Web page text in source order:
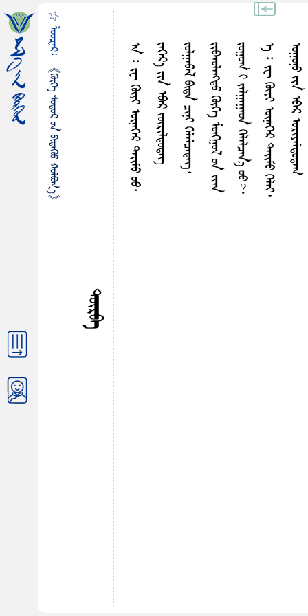
☆ ᠯᠤᠤᠽᠡᠷ᠄
《ᠬᠦᠬᠡ ᠰᠤᠳᠤᠷ ᠤᠨ ᠪᠢᠲᠡᠭᠦᠦ ᠬᠤᠯᠪᠤᠭ᠎ᠠ》
ᠲᠦᠷᠪᠡ
ᠠ ᠄ ᠵᠧ ᠭᠦᠶ‍ᠢ ᠥᠨᠡᠭᠡᠷ ᠳᠠᠢ᠌ᠮᠤ ᠦᠦ᠂ᠵᠡᠭᠡᠷ᠎ᠡ ᠶᠢᠨ ᠡᠪᠠᠷ ᠵᠥᠷᠢᠯᠳᠦᠳᠡᠭ᠌ᠵᠤᠯᠭᠠᠪᠠᠯ ᠪᠢᠳᠠ ᠴᠢᠨᠢ ᠭᠡᠯᠡᠯᠴᠡᠳᠡᠭ᠌᠂ᠵᠢᠪᠬᠤᠯᠠᠩᠳᠤ ᠭᠦᠭᠡ ᠮᠤᠩᠭ᠋ᠤᠯ ᠤᠨ ᠵᠢᠠᠨᠵᠤᠭᠤᠭ ᠢ ᠵᠠᠯᠭᠠᠭᠠᠤᠨ ᠭᠡᠯᠡᠯᠴᠡᠨ᠎ᠡ ᠦᠦ︖ᠡ ᠄ ᠵᠧ ᠭᠦᠶ‍ᠢ ᠥᠨᠡᠭᠡᠷ ᠳᠠᠢ᠌ᠮᠤ ᠭᠡᠯᠡᠢ᠂ᠣᠭᠤᠨᠤ ᠶᠢᠨ ᠡᠪᠠᠷ ᠣᠷᠢᠶᠠᠯᠳᠤᠳᠠᠭ